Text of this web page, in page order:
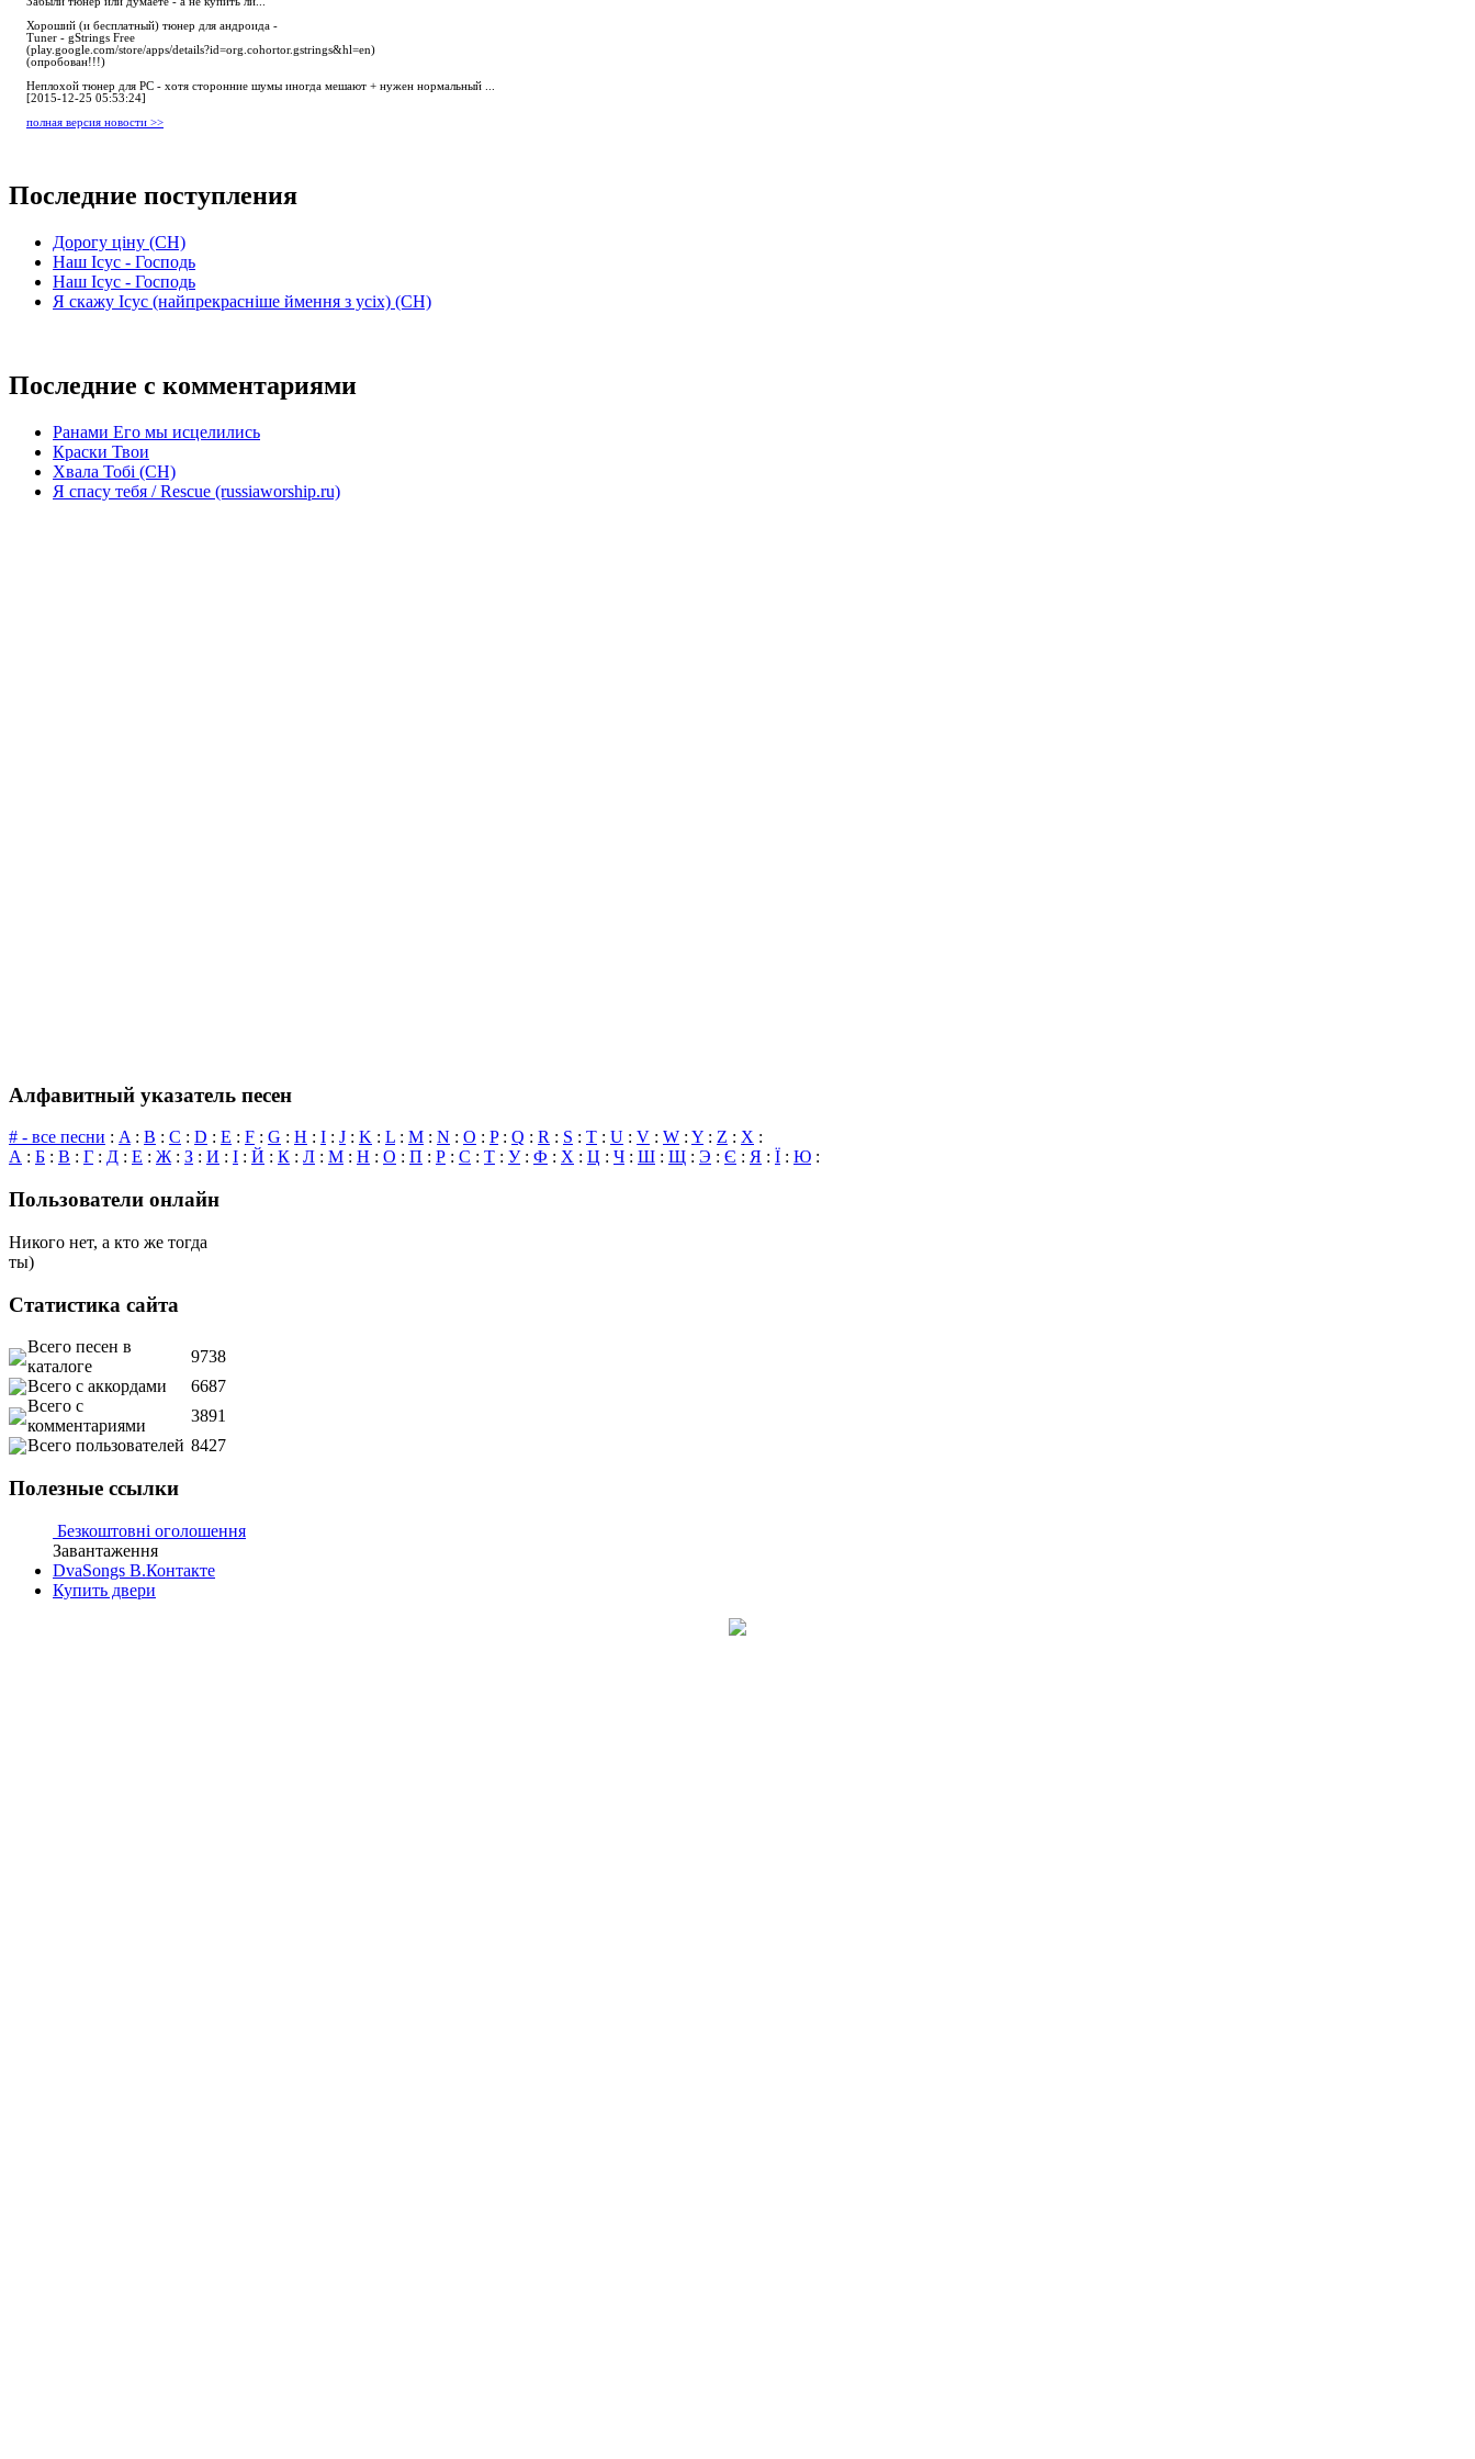
Хороший (и бесплатный) тюнер для андроида -
Tuner - gStrings Free
(play.google.com/store/apps/details?id=org.cohortor.gstrings&hl=en)
(опробован!!!)
Неплохой тюнер для РС - хотя сторонние шумы иногда мешают + нужен нормальный ...
[2015-12-25 05:53:24]
полная версия новости >>
Последние поступления
Дорогу ціну (СН)
Наш Ісус - Господь
Наш Ісус - Господь
Я скажу Ісус (найпрекрасніше ймення з усіх) (СН)
Последние с комментариями
Ранами Его мы исцелились
Краски Твои
Хвала Тобі (СН)
Я спасу тебя / Rescue (russiaworship.ru)
Алфавитный указатель песен
# - все песни : A: B : C : D : E : F : G : H : I : J : K : L : M : N : O : P: Q : R : S : T : U : V : W : Y : Z : X :
А : Б : В : Г : Д : Е : Ж: З : И : І : Й : К : Л : М : Н : О : П : Р : С : Т : У: Ф : Х : Ц : Ч : Ш : Щ : Э : Є : Я : Ї : Ю :
Пользователи онлайн
Никого нет, а кто же тогда
ты)
Статистика сайта
Всего песен в
каталоге
9738
Всего с аккордами
6687
Всего с
комментариями
3891
Всего пользователей 8427
Полезные ссылки
Безкоштовні оголошення
Завантаження
DvaSongs В.Контакте
Купить двери